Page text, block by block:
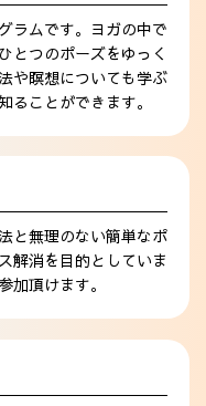
ラムです。ヨガの中で
とつのポーズをゆっく
や瞑想についても学ぶ
ることができます。
と無理のない簡単なポ
解消を目的としていま
加頂けます。